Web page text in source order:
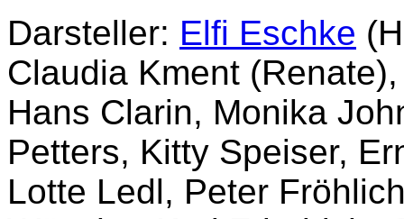
Darsteller: Elfi Eschke
Claudia Kment
Hans Clarin, Monika
Petters, Kitty Speiser,
Lotte Ledl, Peter